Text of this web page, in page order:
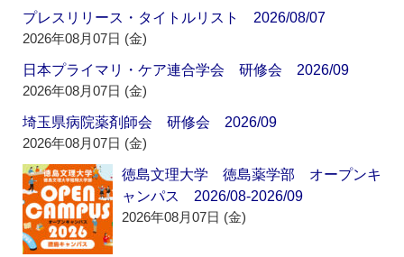
プレスリリース・タイトルリスト 2026/08/07
2026年08月07日 (金)
日本プライマリ・ケア連合学会 研修会 2026/09
2026年08月07日 (金)
埼玉県病院薬剤師会 研修会 2026/09
2026年08月07日 (金)
徳島文理大学 徳島薬学部 オープンキ
ャンパス 2026/08-2026/09
2026年08月07日 (金)